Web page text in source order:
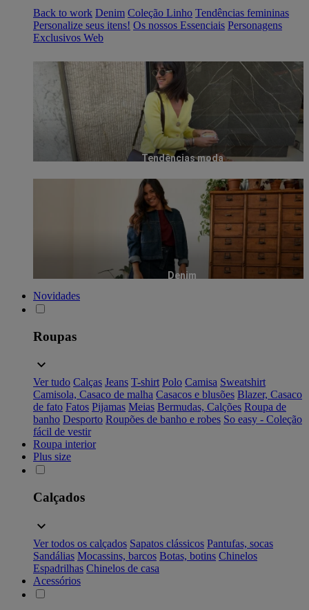
Back to work Denim Coleção Linho Tendências femininas
Personalize seus itens! Os nossos Essenciais Personagens
Exclusivos Web
Tendências moda
Denim
Novidades
Roupas
Ver tudo Calças Jeans T-shirt Polo Camisa Sweatshirt
Camisola, Casaco de malha Casacos e blusões Blazer, Casaco
de fato Fatos Pijamas Meias Bermudas, Calções Roupa de
banho Desporto Roupões de banho e robes So easy - Coleção
fácil de vestir
Roupa interior
Plus size
Calçados
Ver todos os calçados Sapatos clássicos Pantufas, socas
Sandálias Mocassins, barcos Botas, botins Chinelos
Espadrilhas Chinelos de casa
Acessórios